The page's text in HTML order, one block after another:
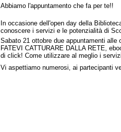
Abbiamo l'appuntamento che fa per te!!
In occasione dell'open day della
conoscere i servizi e le potenzialità di
Sabato 21 ottobre due appuntamenti alle
FATEVI CATTURARE DALLA RETE,
di click! Come utilizzare al meglio i
Vi aspettiamo numerosi, ai partecipanti